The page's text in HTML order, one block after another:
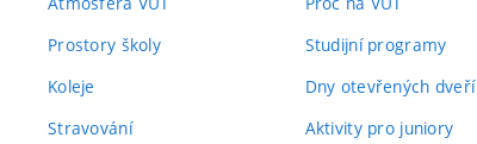
Prostory školy
Koleje
Stravování
Studijní programy
Dny otevřených dveří
Aktivity pro juniory